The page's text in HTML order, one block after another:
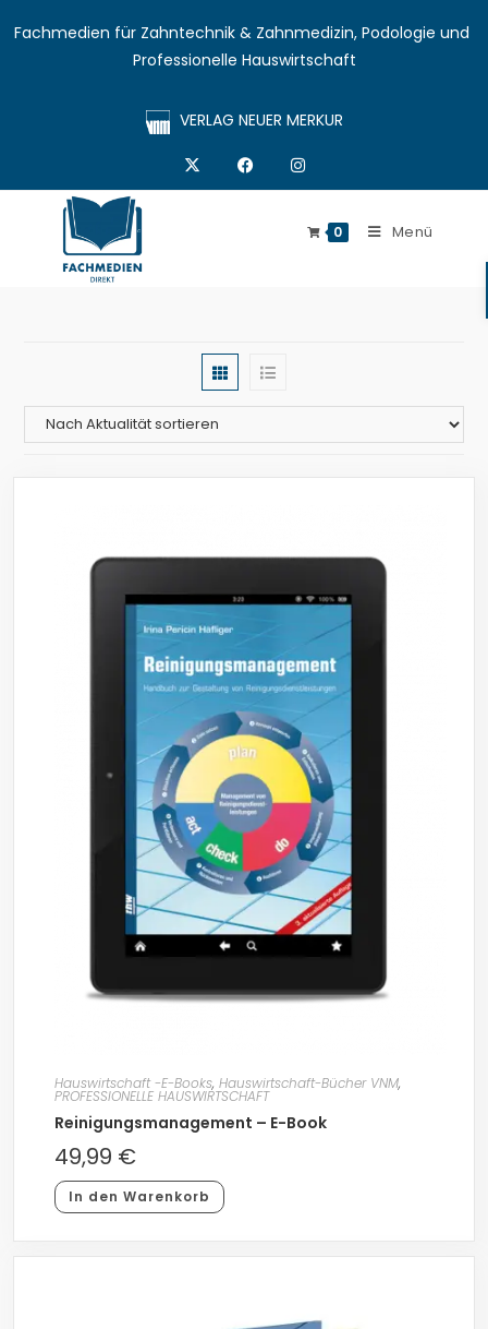
Fachmedien für Zahntechnik & Zahnmedizin, Podologie und
Professionelle Hauswirtschaft
VERLAG NEUER MERKUR
0 Menü
Hauswirtschaft -E-Books, Hauswirtschaft-Bücher VNM,
PROFESSIONELLE HAUSWIRTSCHAFT
Reinigungsmanagement – E-Book
49,99 €
In den Warenkorb